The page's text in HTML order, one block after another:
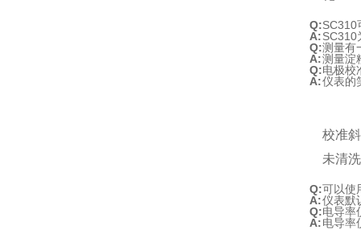
Q:SC310
A:SC310
Q:测量有
A:测量淀
Q:电极校
A:仪表的
校准
未清
Q:可以使
A:仪表默
Q:电导率
A:电导率